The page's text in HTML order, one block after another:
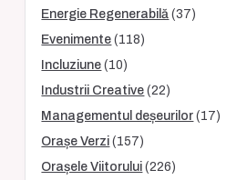
Energie Regenerabilă (37)
Evenimente (118)
Incluziune (10)
Industrii Creative (22)
Managementul deșeurilor (17)
Orașe Verzi (157)
Orașele Viitorului (226)